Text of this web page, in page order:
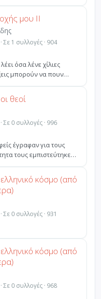
μου ΙΙ
Σε 1 συλλογές · 904
όσα λένε χίλιες
μπορούν να πουν
θεοί
Σε 0 συλλογές · 996
έγραφαν για τους
τους εμπιστεύτηκε
κόσμο (από
0 συλλογές · 931
κόσμο (από
Σε 0 συλλογές · 968